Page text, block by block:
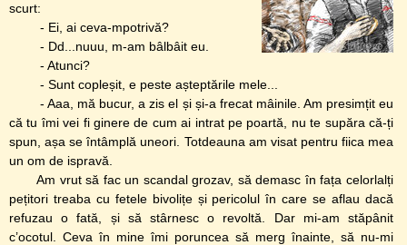
scurt:
- Ei, ai ceva-mpotrivă?
- Dd...nuuu, m-am bâlbâit eu.
- Atunci?
- Sunt copleșit, e peste așteptările mele...
- Aaa, mă bucur, a zis el și și-a frecat mâinile. Am presimțit eu
că tu îmi vei fi ginere de cum ai intrat pe poartă, nu te supăra că-ți
spun, așa se întâmplă uneori. Totdeauna am visat pentru fiica mea
un om de ispravă.
Am vrut să fac un scandal grozav, să demasc în fața celorlalți
pețitori treaba cu fetele bivolițe și pericolul în care se aflau dacă
refuzau o fată, și să stârnesc o revoltă. Dar mi-am stăpânit
c’ocotul. Ceva în mine îmi poruncea să merg înainte, să nu-mi